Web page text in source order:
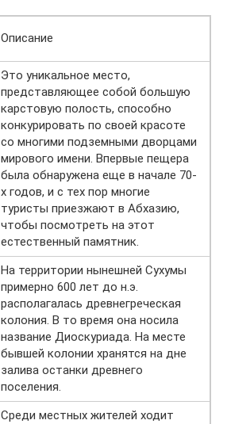
Описание
Это уникальное место,
представляющее собой большую
карстовую полость, способно
конкурировать по своей красоте
со многими подземными дворцами
мирового имени. Впервые пещера
была обнаружена еще в начале 70-
х годов, и с тех пор многие
туристы приезжают в Абхазию,
чтобы посмотреть на этот
естественный памятник.
На территории нынешней Сухумы
примерно 600 лет до н.э.
располагалась древнегреческая
колония. В то время она носила
название Диоскуриада. На месте
бывшей колонии хранятся на дне
залива останки древнего
поселения.
Среди местных жителей ходит